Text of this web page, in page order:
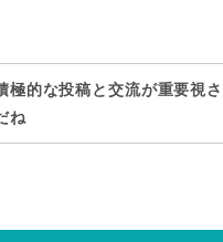
極的な投稿と交流が重要視
ね